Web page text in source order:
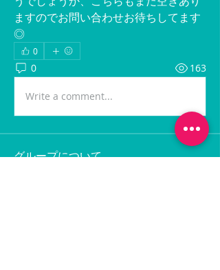
ますのでお問い合わせお待ちしてます
◎
0
0 163
Write a comment...
グループについて